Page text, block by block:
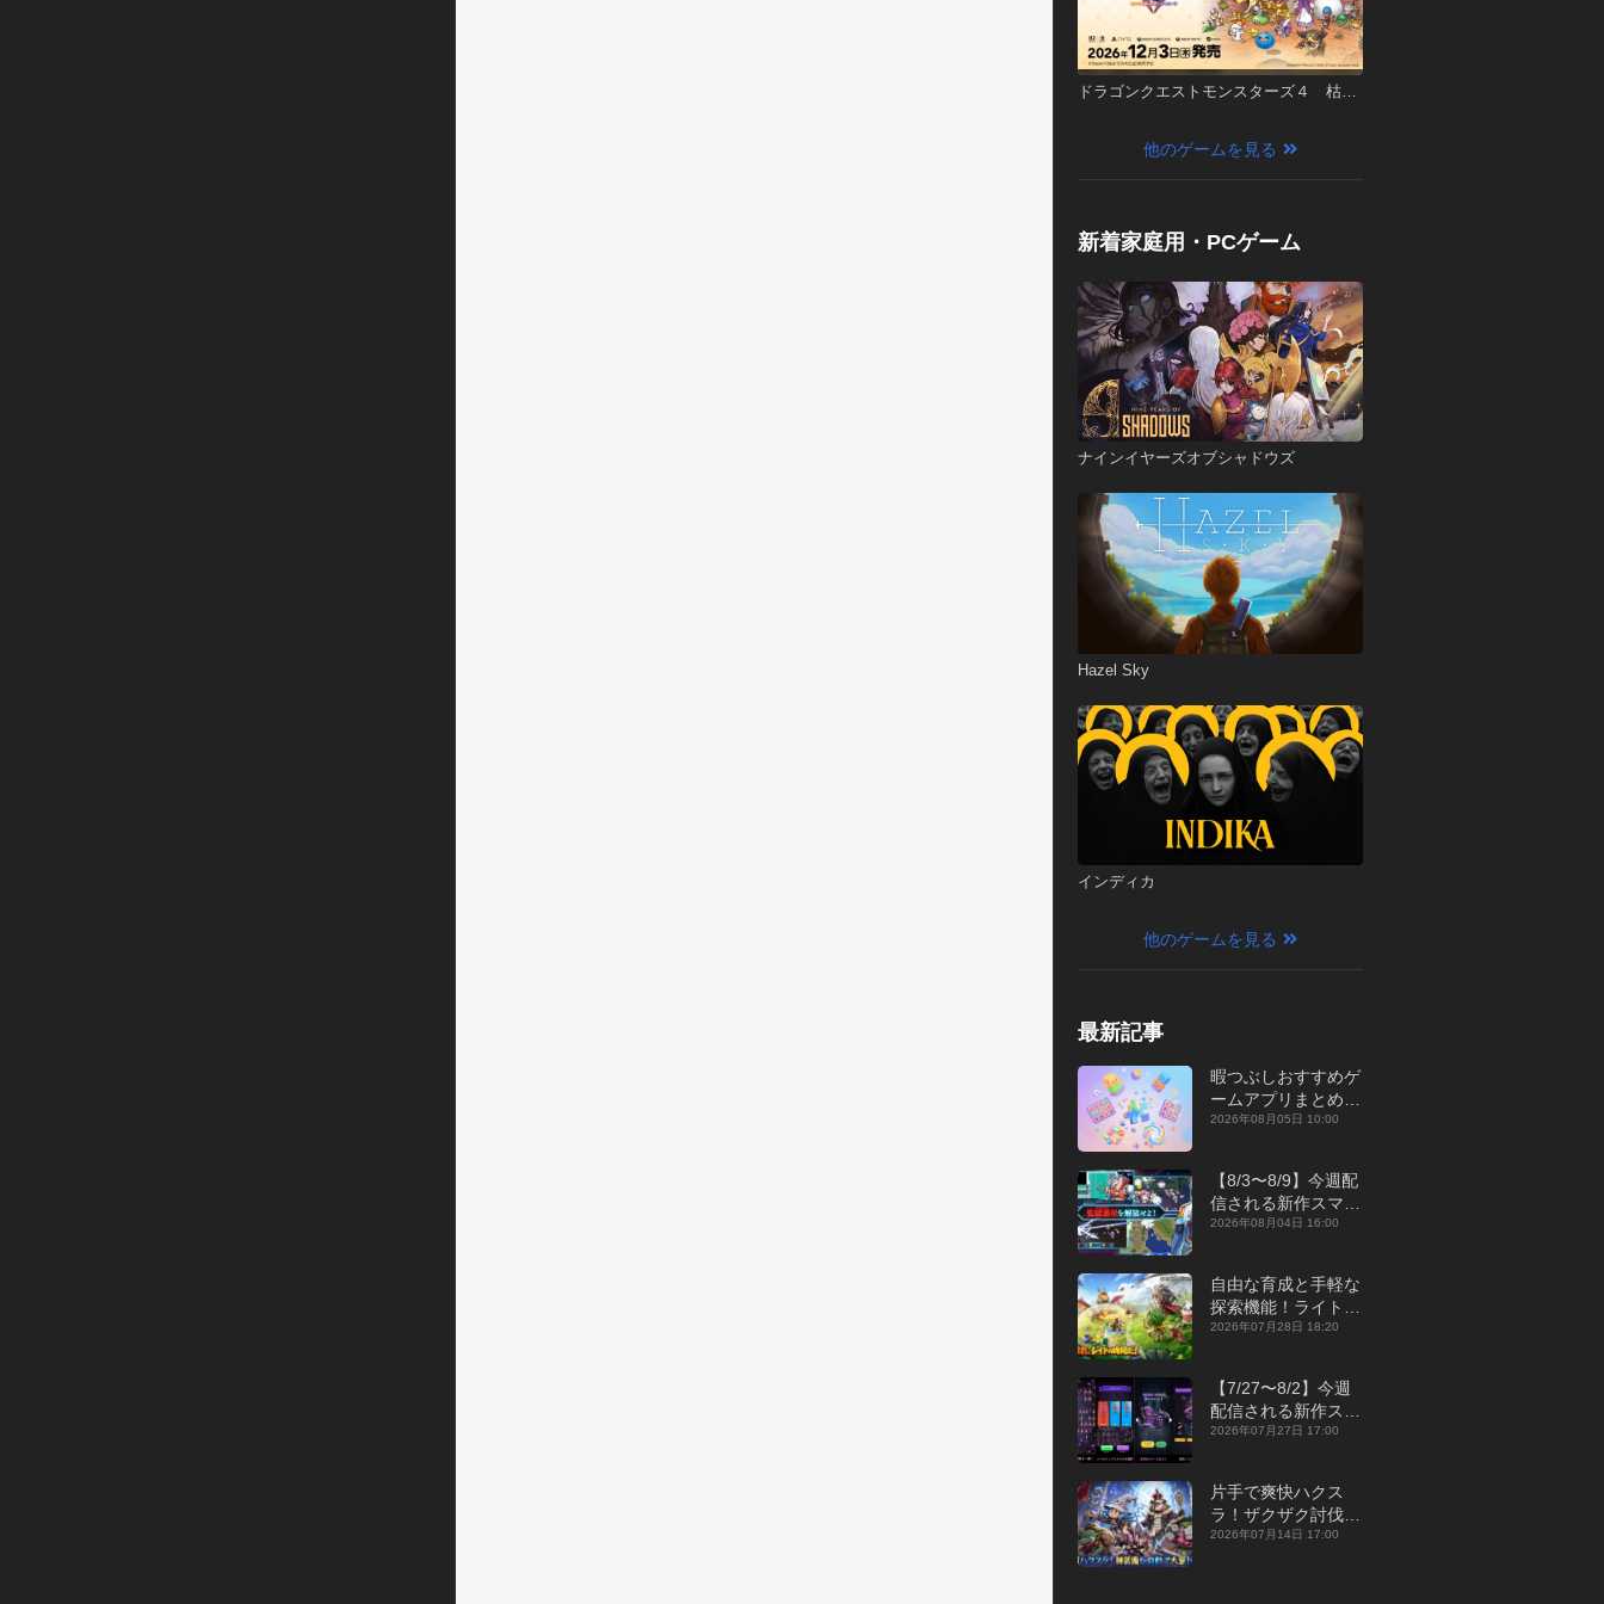
ドラゴンクエストモンスターズ４ 枯れ
他のゲームを見る
新着家庭用・PCゲーム
ナインイヤーズオブシャドウズ
Hazel Sky
インディカ
他のゲームを見る
最新記事
暇つぶしおすすめゲ
ームアプリまとめ｜
オフライン対応あり
2026年08月05日 10:00
【8/3〜8/9】今週配
信される新作スマホ
ゲームをまとめてお
2026年08月04日 16:00
自由な育成と手軽な
探索機能！ライトカ
ジュアルMMORPG
P】
2026年07月28日 18:20
【7/27〜8/2】今週
配信される新作スマ
ホゲームをまとめて
2026年07月27日 17:00
片手で爽快ハクス
ラ！ザクザク討伐し
て神装備を集める放
2026年07月14日 17:00